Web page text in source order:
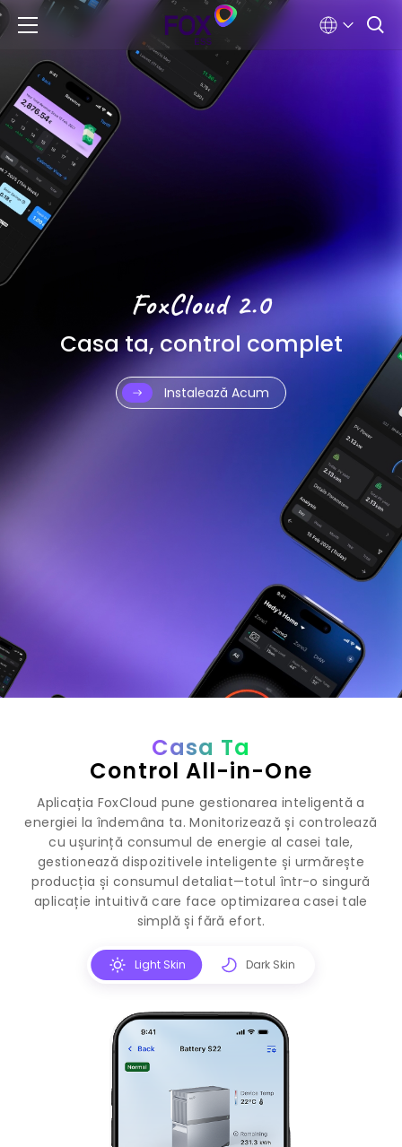
FoxCloud 2.0
Casa ta, control complet
Instalează Acum
Casa Ta
Control All-in-One
Aplicația FoxCloud pune gestionarea inteligentă a
energiei la îndemâna ta. Monitorizează și controlează
cu ușurință consumul de energie al casei tale,
gestionează dispozitivele inteligente și urmărește
producția și consumul detaliat—totul într-o singură
aplicație intuitivă care face optimizarea casei tale
simplă și fără efort.
Light Skin Dark Skin